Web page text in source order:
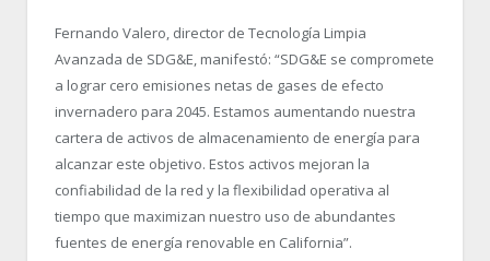
Fernando Valero, director de Tecnología Limpia
Avanzada de SDG&E, manifestó: “SDG&E se compromete
a lograr cero emisiones netas de gases de efecto
invernadero para 2045. Estamos aumentando nuestra
cartera de activos de almacenamiento de energía para
alcanzar este objetivo. Estos activos mejoran la
confiabilidad de la red y la flexibilidad operativa al
tiempo que maximizan nuestro uso de abundantes
fuentes de energía renovable en California”.